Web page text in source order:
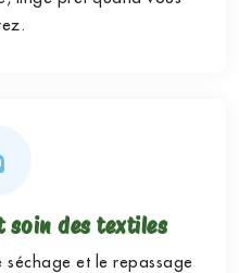
soin des textiles
séchage et le repassage